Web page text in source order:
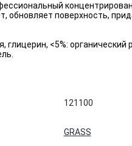
обновляет поверхность,
глицерин, <5%:
121100
GRASS